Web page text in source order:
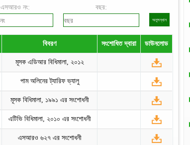
এসআরও নং: বছর:
বিবরণ সংশোধিত দ্বারা ডাউনলোড
মূসক এডিআর বিধিমালা, ২০১২
পাম অলিনের ট্যারিফ ভ্যালু
মূসক বিধিমালা, ১৯৯১ এর সংশোধনী
এটিভি বিধিমালা, ২০১০ এর সংশোধনী
এসআরও ৬২৭ এর সংশোধনী